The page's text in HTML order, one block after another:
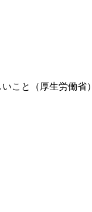
こと（厚生労働省）